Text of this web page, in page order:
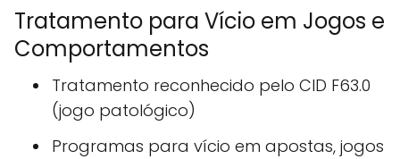
Tratamento para Vício em Jogos e
Comportamentos
Tratamento reconhecido pelo CID F63.0
(jogo patológico)
Programas para vício em apostas, jogos